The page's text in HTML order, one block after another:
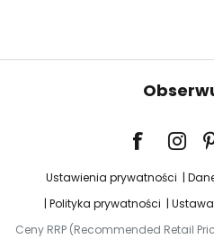
Ustawienia prywatności
Polityka prywatności
Ceny RRP (Recommended Retail